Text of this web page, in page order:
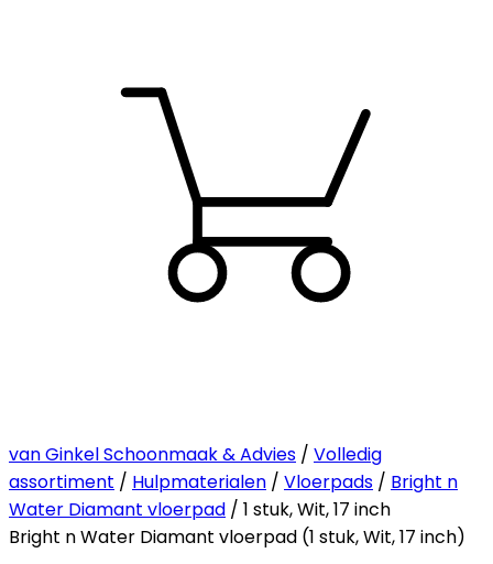
van Ginkel Schoonmaak & Advies / Volledig
assortiment / Hulpmaterialen / Vloerpads / Bright n
Water Diamant vloerpad / 1 stuk, Wit, 17 inch
Bright n Water Diamant vloerpad (1 stuk, Wit, 17 inch)